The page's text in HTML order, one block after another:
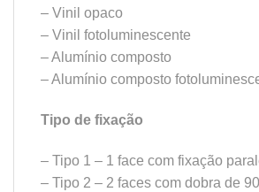
– Vinil opaco
– Vinil fotoluminescente
– Alumínio composto
– Alumínio composto
Tipo de fixação
– Tipo 1 – 1 face com fixação
– Tipo 2 – 2 faces com dobra de